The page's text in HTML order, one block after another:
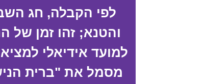
לפי הקבלה, חג
והטנא; זהו זמן של
למועד אידיאלי
מסמל את "ברית